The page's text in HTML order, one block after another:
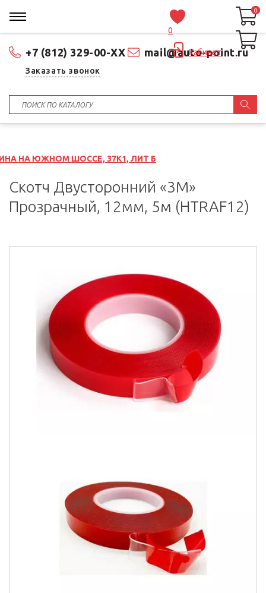
+7 (812) 329-00-XX mail@auto-point.ru
Заказать звонок
0
Кабинет
0
0
ШОССЕ, 37К1, ЛИТ Б
Скотч Двусторонний «3M»
Прозрачный, 12мм, 5м (HTRAF12)